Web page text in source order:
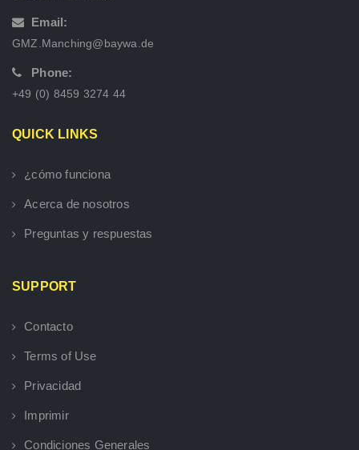
Email:
GMZ.Manching@baywa.de
Phone:
+49 (0) 8459 3274 44
QUICK LINKS
¿cómo funciona
Acerca de nosotros
Preguntas y respuestas
SUPPORT
Contacto
Terms of Use
Privacidad
Imprimir
Condiciones Generales